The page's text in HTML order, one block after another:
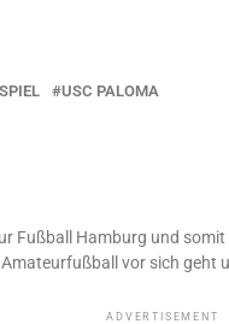
USC PALOMA
Fußball Hamburg und
vor sich geht
ADVERTISEMENT